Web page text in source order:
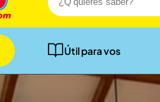
Útil para vos